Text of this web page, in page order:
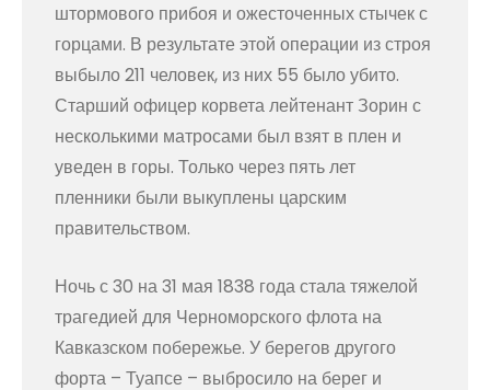
штормового прибоя и ожесточенных стычек с
горцами. В результате этой операции из строя
выбыло 211 человек, из них 55 было убито.
Старший офицер корвета лейтенант Зорин с
несколькими матросами был взят в плен и
уведен в горы. Только через пять лет
пленники были выкуплены царским
правительством.
Ночь с 30 на 31 мая 1838 года стала тяжелой
трагедией для Черноморского флота на
Кавказском побережье. У берегов другого
форта – Туапсе – выбросило на берег и